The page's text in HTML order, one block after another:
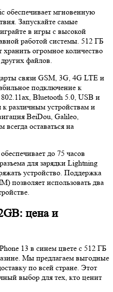
мгновенную
Запускайте самые
в игры с высокой
работой системы. 512 ГБ
огромное количество
файлов.
связи GSM, 3G, 4G LTE и
подключение к
Bluetooth 5.0, USB и
различным устройствам и
BeiDou, Galileo,
оставаться на
до 75 часов
для зарядки Lightning
устройство. Поддержка
позволяет использовать два
цена и
13 в синем цвете с 512 ГБ
Мы предлагаем выгодные
по всей стране. Этот
выбор для тех, кто ценит